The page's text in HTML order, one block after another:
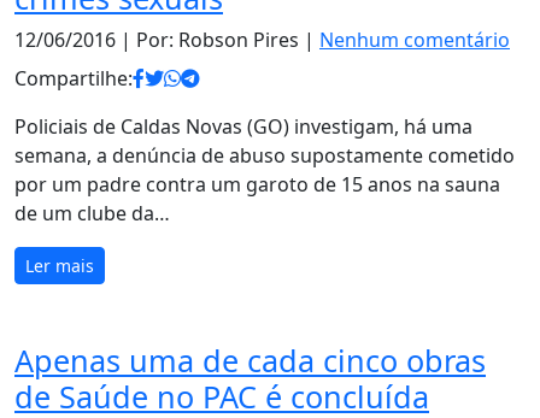
12/06/2016 | Por: Robson Pires | Nenhum comentário
Compartilhe:
Policiais de Caldas Novas (GO) investigam, há uma
semana, a denúncia de abuso supostamente cometido
por um padre contra um garoto de 15 anos na sauna
de um clube da…
Ler mais
Apenas uma de cada cinco obras
de Saúde no PAC é concluída